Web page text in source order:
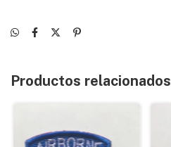
Productos relacionados